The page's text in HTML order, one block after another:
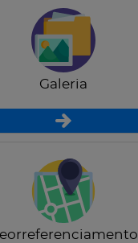
Galeria